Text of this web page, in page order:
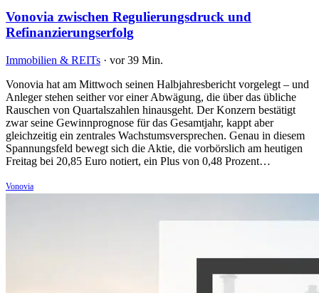
Vonovia zwischen Regulierungsdruck und
Refinanzierungserfolg
Immobilien & REITs · vor 39 Min.
Vonovia hat am Mittwoch seinen Halbjahresbericht vorgelegt – und
Anleger stehen seither vor einer Abwägung, die über das übliche
Rauschen von Quartalszahlen hinausgeht. Der Konzern bestätigt
zwar seine Gewinnprognose für das Gesamtjahr, kappt aber
gleichzeitig ein zentrales Wachstumsversprechen. Genau in diesem
Spannungsfeld bewegt sich die Aktie, die vorbörslich am heutigen
Freitag bei 20,85 Euro notiert, ein Plus von 0,48 Prozent…
Vonovia